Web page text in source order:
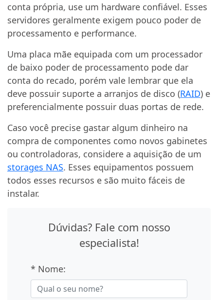
conta própria, use um hardware confiável. Esses
servidores geralmente exigem pouco poder de
processamento e performance.
Uma placa mãe equipada com um processador
de baixo poder de processamento pode dar
conta do recado, porém vale lembrar que ela
deve possuir suporte a arranjos de disco (RAID) e
preferencialmente possuir duas portas de rede.
Caso você precise gastar algum dinheiro na
compra de componentes como novos gabinetes
ou controladoras, considere a aquisição de um
storages NAS. Esses equipamentos possuem
todos esses recursos e são muito fáceis de
instalar.
Dúvidas? Fale com nosso
especialista!
* Nome: